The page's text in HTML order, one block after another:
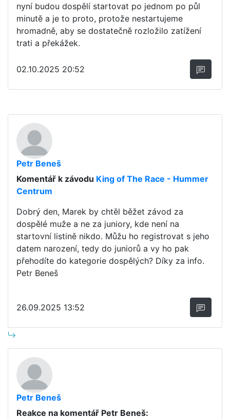
nyní budou dospělí startovat po jednom po půl
minutě a je to proto, protože nestartujeme
hromadně, aby se dostatečně rozložilo zatížení
trati a překážek.
02.10.2025 20:52
Petr Beneš
Komentář k závodu King of The Race - Hummer
Centrum
Dobrý den, Marek by chtěl běžet závod za
dospělé muže a ne za juniory, kde není na
startovní listině nikdo. Můžu ho registrovat s jeho
datem narození, tedy do juniorů a vy ho pak
přehodíte do kategorie dospělých? Díky za info.
Petr Beneš
26.09.2025 13:52
Petr Beneš
Reakce na komentář Petr Beneš: